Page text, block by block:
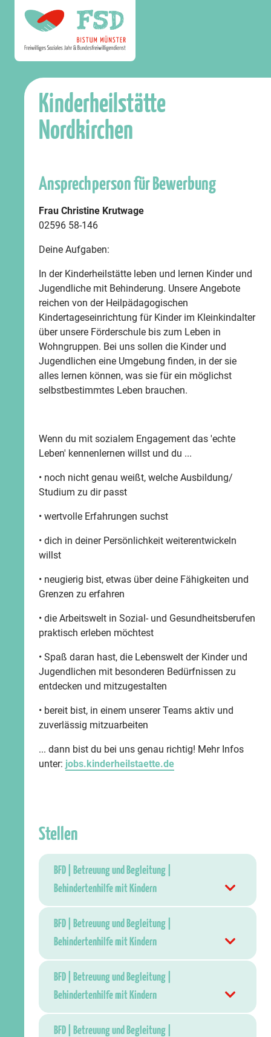
Kinderheilstätte
Nordkirchen
Ansprechperson für Bewerbung
Frau Christine Krutwage
02596 58-146
Deine Aufgaben:
In der Kinderheilstätte leben und lernen Kinder und
Jugendliche mit Behinderung. Unsere Angebote
reichen von der Heilpädagogischen
Kindertageseinrichtung für Kinder im Kleinkindalter
über unsere Förderschule bis zum Leben in
Wohngruppen. Bei uns sollen die Kinder und
Jugendlichen eine Umgebung finden, in der sie
alles lernen können, was sie für ein möglichst
selbstbestimmtes Leben brauchen.
Wenn du mit sozialem Engagement das 'echte
Leben' kennenlernen willst und du ...
• noch nicht genau weißt, welche Ausbildung/
Studium zu dir passt
• wertvolle Erfahrungen suchst
• dich in deiner Persönlichkeit weiterentwickeln
willst
• neugierig bist, etwas über deine Fähigkeiten und
Grenzen zu erfahren
• die Arbeitswelt in Sozial- und Gesundheitsberufen
praktisch erleben möchtest
• Spaß daran hast, die Lebenswelt der Kinder und
Jugendlichen mit besonderen Bedürfnissen zu
entdecken und mitzugestalten
• bereit bist, in einem unserer Teams aktiv und
zuverlässig mitzuarbeiten
... dann bist du bei uns genau richtig! Mehr Infos
unter: jobs.kinderheilstaette.de
Stellen
BFD | Betreuung und Begleitung |
Behindertenhilfe mit Kindern
BFD | Betreuung und Begleitung |
Behindertenhilfe mit Kindern
BFD | Betreuung und Begleitung |
Behindertenhilfe mit Kindern
BFD | Betreuung und Begleitung |